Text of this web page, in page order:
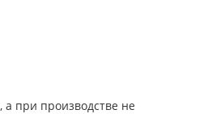
а при производстве не